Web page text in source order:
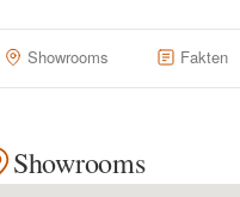
Showrooms Fakten
Showrooms